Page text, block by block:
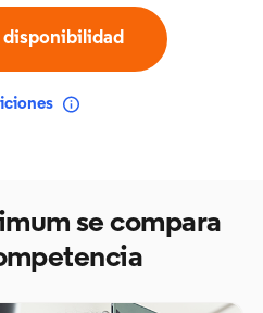
se compara